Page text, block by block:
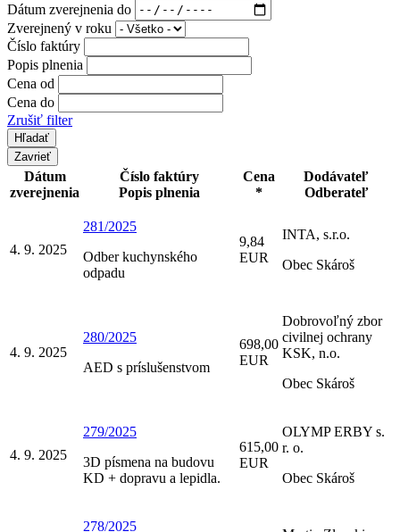
Dátum zverejnenia do
Zverejnený v roku
Číslo faktúry
Popis plnenia
Cena od
Cena do
Zrušiť filter
Zavrieť
Dátum
zverejnenia
Číslo faktúry
Popis plnenia
Cena
*
Dodávateľ
Odberateľ
4. 9. 2025
281/2025
Odber kuchynského
odpadu
9,84
EUR
INTA, s.r.o.
Obec Skároš
4. 9. 2025
280/2025
AED s príslušenstvom
698,00
EUR
Dobrovoľný zbor
civilnej ochrany
KSK, n.o.
Obec Skároš
4. 9. 2025
279/2025
3D písmena na budovu
KD + dopravu a lepidla.
615,00
EUR
OLYMP ERBY s.
r. o.
Obec Skároš
278/2025